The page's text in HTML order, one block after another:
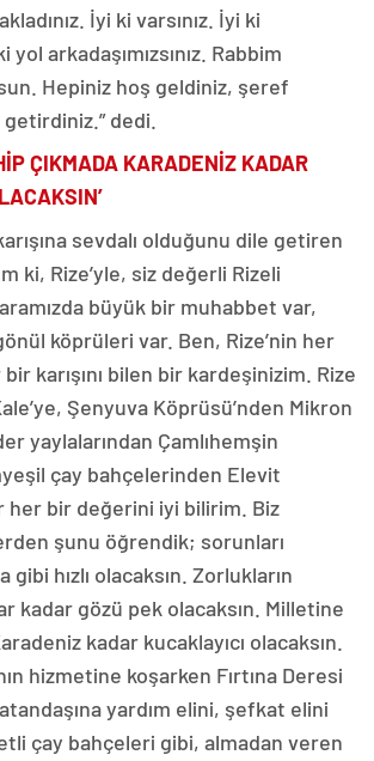
İyi ki varsınız. İyi ki
arkadaşımızsınız. Rabbim
Hepiniz hoş geldiniz, şeref
dedi.
ÇIKMADA KARADENİZ KADAR
sevdalı olduğunu dile getiren
ki, Rize’yle, siz değerli Rizeli
büyük bir muhabbet var,
köprüleri var. Ben, Rize’nin her
bir karışını bilen bir kardeşinizim. Rize
Şenyuva Köprüsü’nden Mikron
yaylalarından Çamlıhemşin
çay bahçelerinden Elevit
her bir değerini iyi bilirim. Biz
şunu öğrendik; sorunları
hızlı olacaksın. Zorlukların
kadar gözü pek olacaksın. Milletine
kadar kucaklayıcı olacaksın.
hizmetine koşarken Fırtına Deresi
yardım elini, şefkat elini
çay bahçeleri gibi, almadan veren